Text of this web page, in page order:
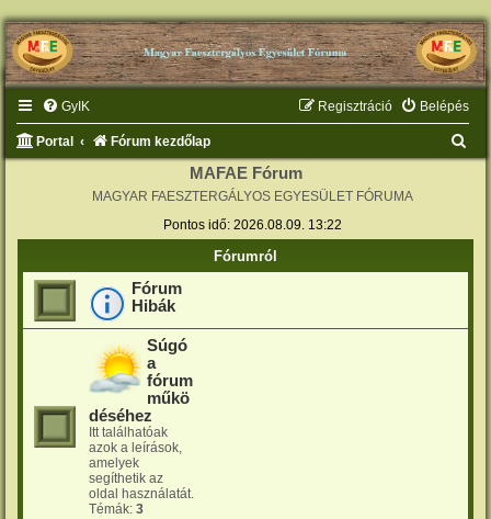
GyIK Belépés
Regisztráció
Portal Fórum kezdőlap
MAFAE Fórum
MAGYAR FAESZTERGÁLYOS EGYESÜLET FÓRUMA
Pontos idő: 2026.08.09. 13:22
Fórumról
Fórum
Hibák
Súgó
a
fórum
műkö
déséhez
Itt találhatóak
azok a leírások,
amelyek
segíthetik az
oldal használatát.
Témák: 3